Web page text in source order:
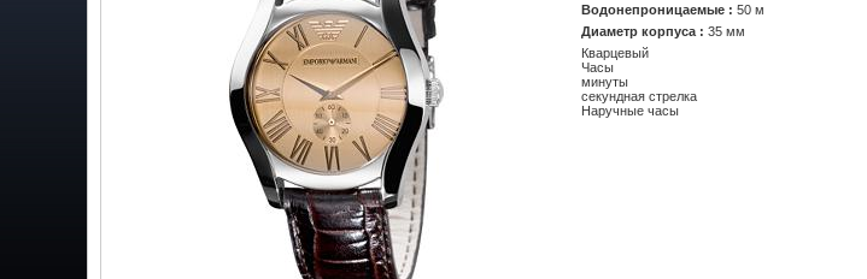
Водонепроницаемые :50 м
Диаметр корпуса :35 мм
Кварцевый
Часы
минуты
секундная стрелка
Наручные часы